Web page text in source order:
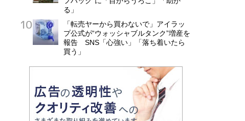
る」
「転売ヤーから買わないで」アイラッ
プ公式が“ウォッシャブルタンク”増産を
報告 SNS「心強い」「落ち着いたら
買う」